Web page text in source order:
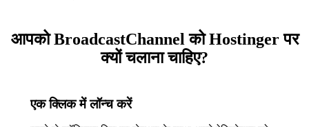
आपको BroadcastChannel को Hostinger पर
क्यों चलाना चाहिए?
एक क्लिक में लॉन्च करें